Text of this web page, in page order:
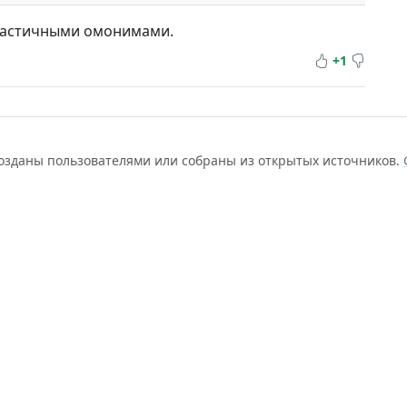
омонимами.
+1
пользователями или собраны из открытых источников.